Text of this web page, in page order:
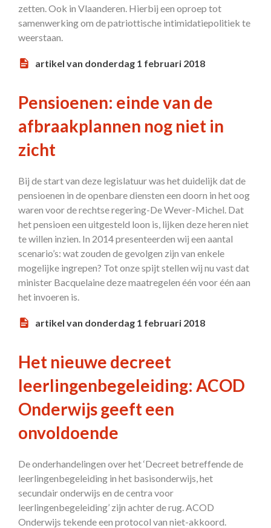
zetten. Ook in Vlaanderen. Hierbij een oproep tot
samenwerking om de patriottische intimidatiepolitiek te
weerstaan.
artikel van donderdag 1 februari 2018
Pensioenen: einde van de
afbraakplannen nog niet in
zicht
Bij de start van deze legislatuur was het duidelijk dat de
pensioenen in de openbare diensten een doorn in het oog
waren voor de rechtse regering-De Wever-Michel. Dat
het pensioen een uitgesteld loon is, lijken deze heren niet
te willen inzien. In 2014 presenteerden wij een aantal
scenario’s: wat zouden de gevolgen zijn van enkele
mogelijke ingrepen? Tot onze spijt stellen wij nu vast dat
minister Bacquelaine deze maatregelen één voor één aan
het invoeren is.
artikel van donderdag 1 februari 2018
Het nieuwe decreet
leerlingenbegeleiding: ACOD
Onderwijs geeft een
onvoldoende
De onderhandelingen over het ‘Decreet betreffende de
leerlingenbegeleiding in het basisonderwijs, het
secundair onderwijs en de centra voor
leerlingenbegeleiding’ zijn achter de rug. ACOD
Onderwijs tekende een protocol van niet-akkoord.